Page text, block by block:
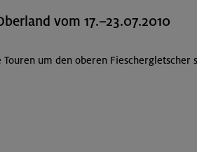
vom 17.–23.07.2010
um den oberen